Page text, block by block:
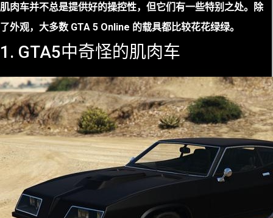
肌肉车并不总是提供好的操控性，但它们有一些特别之处。除
了外观，大多数 GTA 5 Online 的载具都比较花花绿绿。
1. GTA5中奇怪的肌肉车